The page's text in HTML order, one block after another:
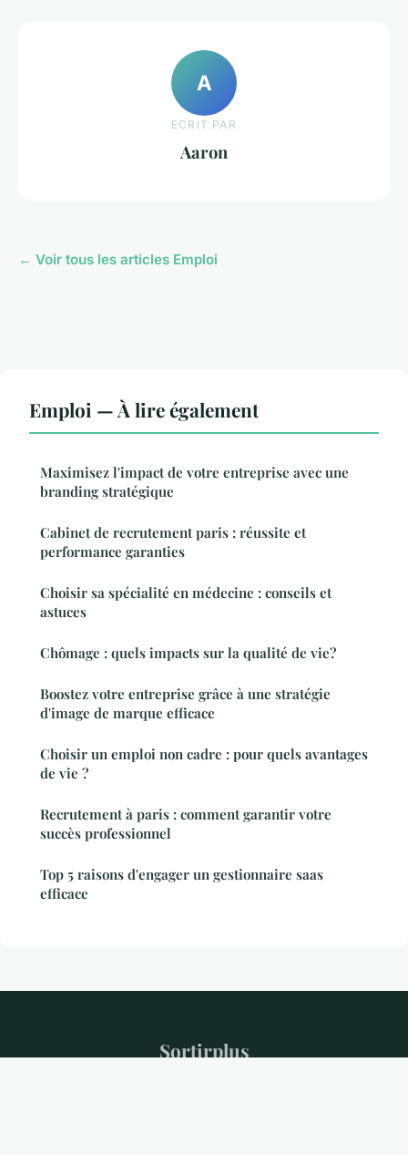
A
ECRIT PAR
Aaron
← Voir tous les articles Emploi
Emploi — À lire également
Maximisez l'impact de votre entreprise avec une
branding stratégique
Cabinet de recrutement paris : réussite et
performance garanties
Choisir sa spécialité en médecine : conseils et
astuces
Chômage : quels impacts sur la qualité de vie?
Boostez votre entreprise grâce à une stratégie
d'image de marque efficace
Choisir un emploi non cadre : pour quels avantages
de vie ?
Recrutement à paris : comment garantir votre
succès professionnel
Top 5 raisons d'engager un gestionnaire saas
efficace
Sortirplus